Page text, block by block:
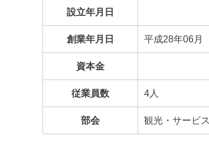
設立年月日
創業年月日 平成28年06月
資本金
従業員数 4人
部会 観光・サービス